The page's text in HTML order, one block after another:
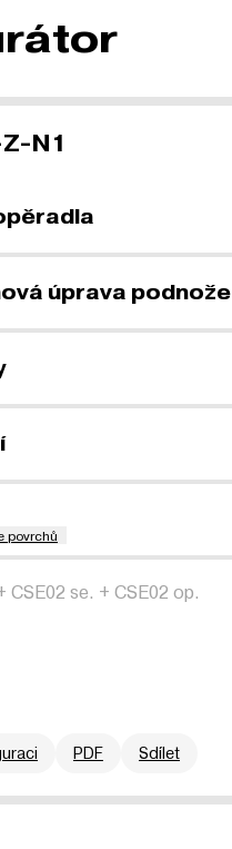
N1
úprava podnože
povrchů
CSE02 se. + CSE02 op.
PDF Sdílet